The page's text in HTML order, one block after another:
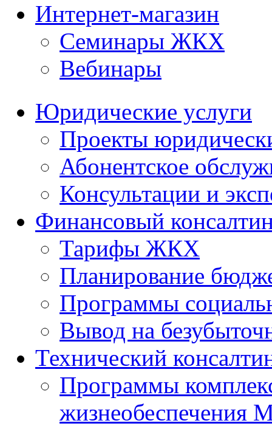
Интернет-магазин
Семинары ЖКХ
Вебинары
Юридические услуги
Проекты
Абонентское
Консультации и
Финансовый
Тарифы ЖКХ
Планирование
Программы
Вывод на
Технический
Программы
жизнеобеспечения